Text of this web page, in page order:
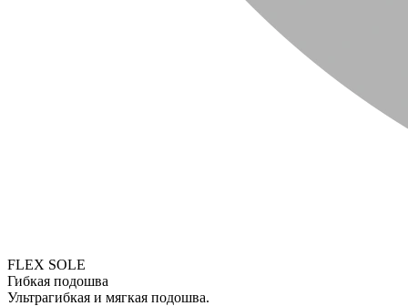
FLEX SOLE
Гибкая подошва
Ультрагибкая и мягкая подошва.